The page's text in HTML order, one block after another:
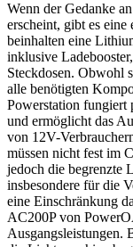
Wenn der Gedanke
erscheint, gibt es
beinhalten eine
inklusive
Steckdosen. Obwohl
alle benötigten
Powerstation fungiert
und ermöglicht das
von 12V-
müssen nicht fest im
jedoch die begrenzte
insbesondere für die
eine Einschränkung
AC200P von
Ausgangsleistungen.